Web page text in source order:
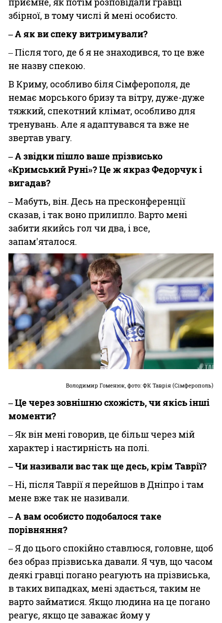
збірної, в тому числі й мені особисто.
‒ А як ви спеку витримували?
‒ Після того, де б я не знаходився, то це вже
не назву спекою.
В Криму, особливо біля Сімферополя, де
немає морського бризу та вітру, дуже-дуже
тяжкий, спекотний клімат, особливо для
тренувань. Але я адаптувався та вже не
звертав увагу.
‒ А звідки пішло ваше прізвисько
«Кримський Руні»? Це ж якраз Федорчук і
вигадав?
‒ Мабуть, він. Десь на пресконференції
сказав, і так воно прилипло. Варто мені
забити якийсь гол чи два, і все,
запам'яталося.
Володимир Гоменюк, фото: ФК Таврія (Сімферополь)
‒ Це через зовнішню схожість, чи якісь інші
моменти?
‒ Як він мені говорив, це більш через мій
характер і настирність на полі.
‒ Чи називали вас так ще десь, крім Таврії?
‒ Ні, після Таврії я перейшов в Дніпро і там
мене вже так не називали.
‒ А вам особисто подобалося таке
порівняння?
‒ Я до цього спокійно ставлюся, головне, щоб
без образ прізвиська давали. Я чув, що часом
деякі гравці погано реагують на прізвиська,
в таких випадках, мені здається, таким не
варто займатися. Якщо людина на це погано
реагує, якщо це заважає йому у